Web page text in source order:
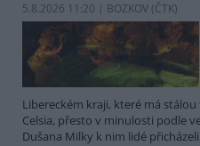
5.8.2026 11:20 | BOZKOV (ČTK)
Libereckém kraji, které má
Celsia, přesto v minulosti podle
Dušana Milky k nim lidé